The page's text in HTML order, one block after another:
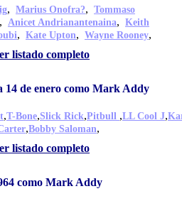
, Marius Onofra?, Tommaso
, Anicet Andrianantenaina, Keith
, Kate Upton, Wayne Rooney,
listado completo
14 de enero como Mark Addy
,T-Bone,Slick Rick,Pitbull ,LL Cool J,
,Bobby Saloman,
listado completo
como Mark Addy